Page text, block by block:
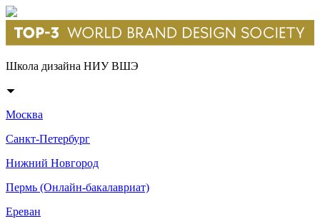
Школа дизайна НИУ ВШЭ
Москва
Санкт-Петербург
Нижний Новгород
Пермь (Онлайн-бакалавриат)
Ереван